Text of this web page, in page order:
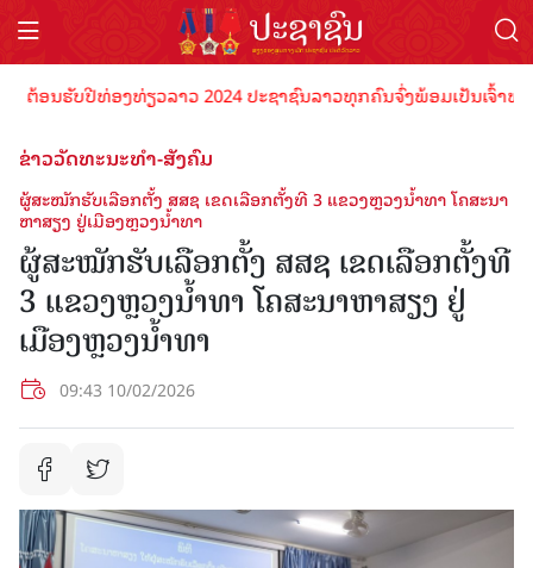
ອນຮັບປີທ່ອງທ່ຽວລາວ 2024 ປະຊາຊົນລາວທຸກຄົນຈົ່ງພ້ອມເປັນເຈົ້າພາ
ຂ່າວວັດທະນະທຳ-ສັງຄົມ
ຜູ້ສະໝັກຮັບເລືອກຕັ້ງ ສສຊ ເຂດເລືອກຕັ້ງທີ 3 ແຂວງຫຼວງນໍ້າທາ ໂຄສະນາ
ຫາສຽງ ຢູ່ເມືອງຫຼວງນໍ້າທາ
ຜູ້ສະໝັກຮັບເລືອກຕັ້ງ ສສຊ ເຂດເລືອກຕັ້ງທີ
3 ແຂວງຫຼວງນໍ້າທາ ໂຄສະນາຫາສຽງ ຢູ່
ເມືອງຫຼວງນໍ້າທາ
09:43 10/02/2026